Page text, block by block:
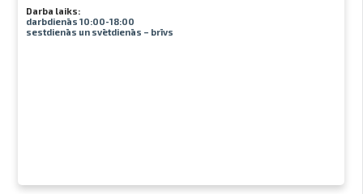
Darba laiks:
darbdienās 10:00-18:00
sestdienās un svētdienās – brīvs